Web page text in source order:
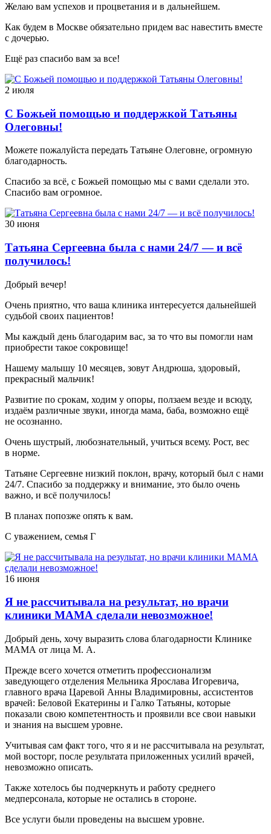
Желаю вам успехов и процветания и в дальнейшем.
Как будем в Москве обязательно придем вас навестить вместе
с дочерью.
Ещё раз спасибо вам за все!
2 июля
С Божьей помощью и поддержкой Татьяны
Олеговны!
Можете пожалуйста передать Татьяне Олеговне, огромную
благодарность.
Спасибо за всё, с Божьей помощью мы с вами сделали это.
Спасибо вам огромное.
30 июня
Татьяна Сергеевна была с нами 24/7 — и всё
получилось!
Добрый вечер!
Очень приятно, что ваша клиника интересуется дальнейшей
судьбой своих пациентов!
Мы каждый день благодарим вас, за то что вы помогли нам
приобрести такое сокровище!
Нашему малышу 10 месяцев, зовут Андрюша, здоровый,
прекрасный мальчик!
Развитие по срокам, ходим у опоры, ползаем везде и всюду,
издаём различные звуки, иногда мама, баба, возможно ещё
не осознанно.
Очень шустрый, любознательный, учиться всему. Рост, вес
в норме.
Татьяне Сергеевне низкий поклон, врачу, который был с нами
24/7. Спасибо за поддержку и внимание, это было очень
важно, и всё получилось!
В планах попозже опять к вам.
С уважением, семья Г
16 июня
Я не рассчитывала на результат, но врачи
клиники МАМА сделали невозможное!
Добрый день, хочу выразить слова благодарности Клинике
МАМА от лица М. А.
Прежде всего хочется отметить профессионализм
заведующего отделения Мельника Ярослава Игоревича,
главного врача Царевой Анны Владимировны, ассистентов
врачей: Беловой Екатерины и Галко Татьяны, которые
показали свою компетентность и проявили все свои навыки
и знания на высшем уровне.
Учитывая сам факт того, что я и не рассчитывала на результат,
мой восторг, после результата приложенных усилий врачей,
невозможно описать.
Также хотелось бы подчеркнуть и работу среднего
медперсонала, которые не остались в стороне.
Все услуги были проведены на высшем уровне.